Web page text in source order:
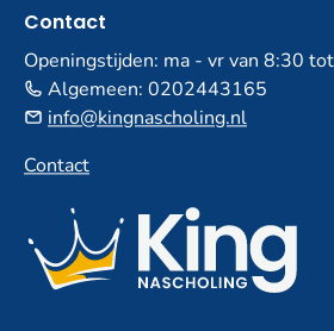
Contact
Openingstijden: ma - vr van 8:30
Algemeen: 0202443165
info@kingnascholing.nl
Contact